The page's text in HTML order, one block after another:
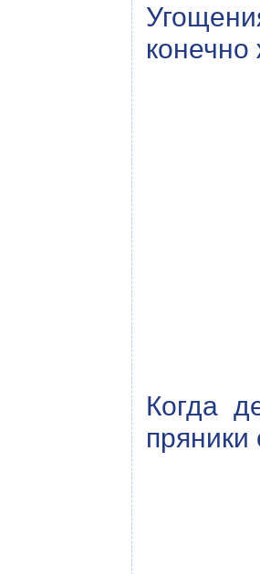
конечно
Когда
пряники